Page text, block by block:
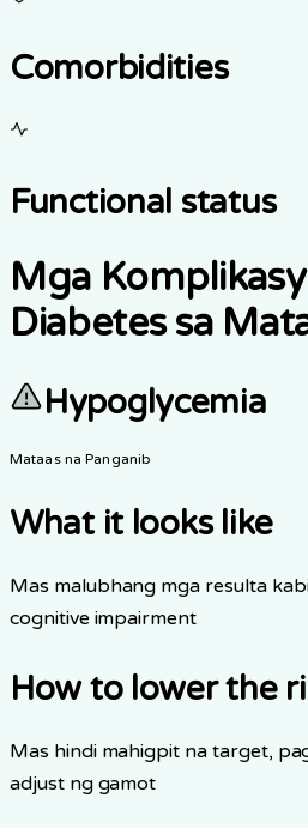
Comorbidities
Functional status
Mga
Diabetes sa
Hypoglycemia
Mataas na Panganib
What it looks like
Mas malubhang mga resulta
cognitive impairment
How to lower the
Mas hindi mahigpit na target,
adjust ng gamot